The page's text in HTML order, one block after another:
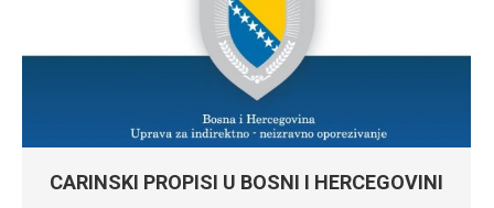
CARINSKI PROPISI U BOSNI I HERCEGOVINI